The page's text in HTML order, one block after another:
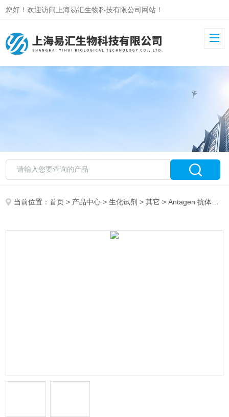
您好！欢迎访问上海易汇生物科技有限公司网站！
当前位置：首页 > 产品中心 >生化试剂 >其它 > Antagen 抗体分型